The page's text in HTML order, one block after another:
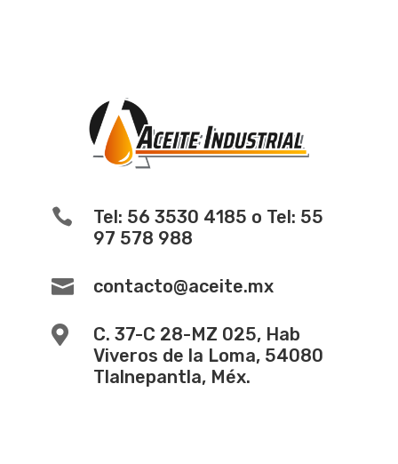

Tel: 56 3530 4185 o Tel: 55
97 578 988
 contacto@aceite.mx

C. 37-C 28-MZ 025, Hab
Viveros de la Loma, 54080
Tlalnepantla, Méx.